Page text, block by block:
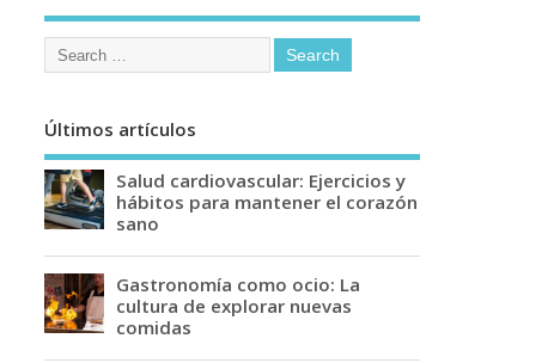
Últimos artículos
Salud cardiovascular: Ejercicios y
hábitos para mantener el corazón
sano
Gastronomía como ocio: La
cultura de explorar nuevas
comidas